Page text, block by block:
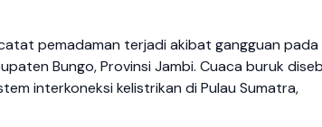
pemadaman terjadi akibat gangguan pada
Bungo, Provinsi Jambi. Cuaca buruk
interkoneksi kelistrikan di Pulau Sumatra,